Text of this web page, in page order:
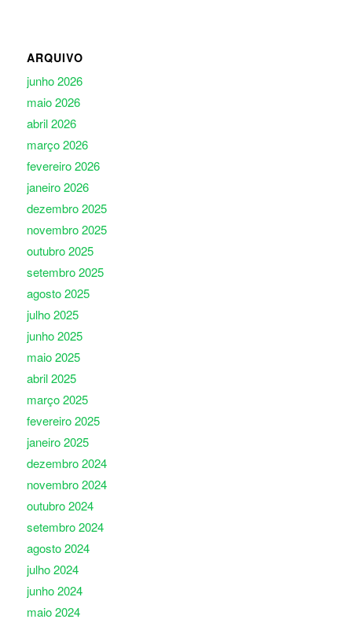
ARQUIVO
junho 2026
maio 2026
abril 2026
março 2026
fevereiro 2026
janeiro 2026
dezembro 2025
novembro 2025
outubro 2025
setembro 2025
agosto 2025
julho 2025
junho 2025
maio 2025
abril 2025
março 2025
fevereiro 2025
janeiro 2025
dezembro 2024
novembro 2024
outubro 2024
setembro 2024
agosto 2024
julho 2024
junho 2024
maio 2024